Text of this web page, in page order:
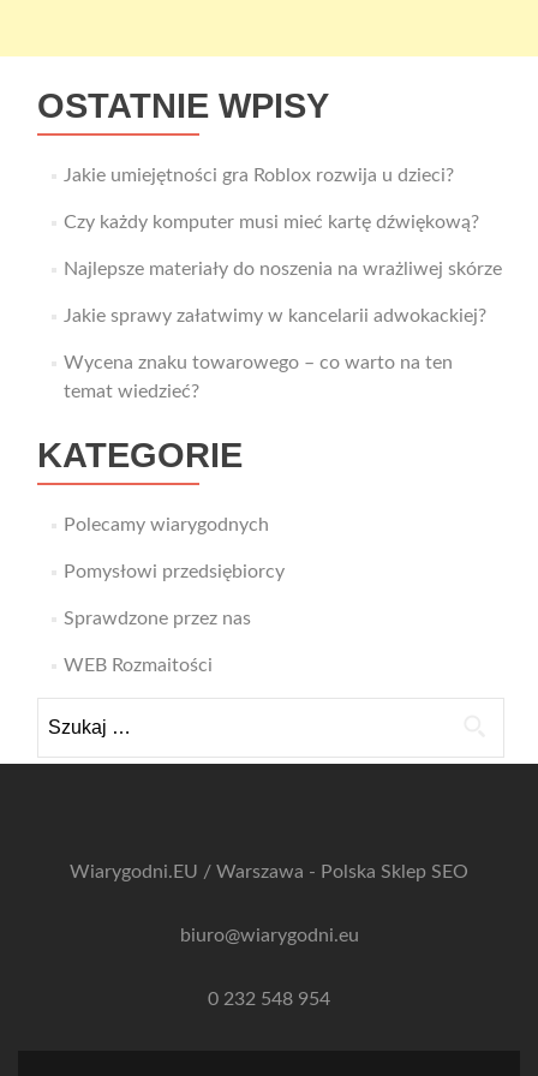
OSTATNIE WPISY
Jakie umiejętności gra Roblox rozwija u dzieci?
Czy każdy komputer musi mieć kartę dźwiękową?
Najlepsze materiały do noszenia na wrażliwej skórze
Jakie sprawy załatwimy w kancelarii adwokackiej?
Wycena znaku towarowego – co warto na ten
temat wiedzieć?
KATEGORIE
Polecamy wiarygodnych
Pomysłowi przedsiębiorcy
Sprawdzone przez nas
WEB Rozmaitości
Wiarygodni.EU / Warszawa - Polska Sklep SEO
biuro@wiarygodni.eu
0 232 548 954